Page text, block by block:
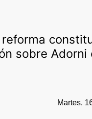
sobre
Martes,